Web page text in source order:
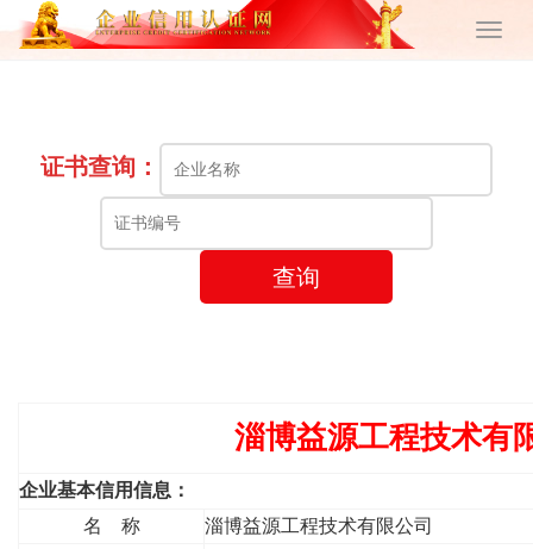
证书查询：
查询
淄博益源工程技术有
企业基本信用信息：
名 称
淄博益源工程技术有限公司